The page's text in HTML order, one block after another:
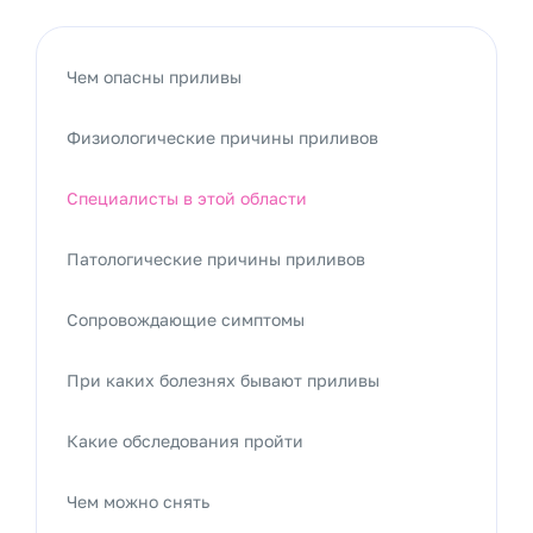
Чем опасны приливы
Физиологические причины приливов
Специалисты в этой области
Патологические причины приливов
Сопровождающие симптомы
При каких болезнях бывают приливы
Какие обследования пройти
Чем можно снять